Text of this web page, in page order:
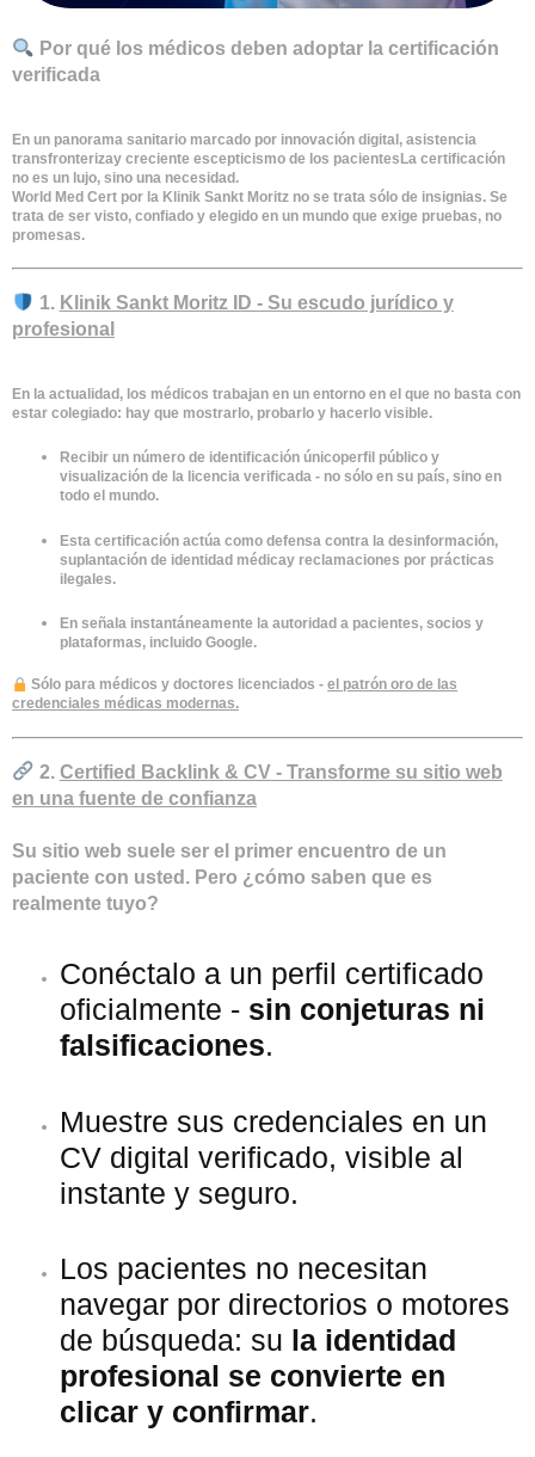
Por qué los médicos deben adoptar la certificación
verificada
En un panorama sanitario marcado por innovación digital, asistencia
transfronterizay creciente escepticismo de los pacientesLa certificación
no es un lujo, sino una necesidad.
World Med Cert por la Klinik Sankt Moritz no se trata sólo de insignias. Se
trata de ser visto, confiado y elegido en un mundo que exige pruebas, no
promesas.
1. Klinik Sankt Moritz ID - Su escudo jurídico y
profesional
En la actualidad, los médicos trabajan en un entorno en el que no basta con
estar colegiado: hay que mostrarlo, probarlo y hacerlo visible.
Recibir un número de identificación únicoperfil público y
visualización de la licencia verificada - no sólo en su país, sino en
todo el mundo.
Esta certificación actúa como defensa contra la desinformación,
suplantación de identidad médicay reclamaciones por prácticas
ilegales.
En señala instantáneamente la autoridad a pacientes, socios y
plataformas, incluido Google.
Sólo para médicos y doctores licenciados -el patrón oro de las
credenciales médicas modernas.
2. Certified Backlink & CV - Transforme su sitio web
en una fuente de confianza
Su sitio web suele ser el primer encuentro de un
paciente con usted. Pero ¿cómo saben que es
realmente tuyo?
Conéctalo a un perfil certificado
oficialmente - sin conjeturas ni
falsificaciones.
Muestre sus credenciales en un
CV digital verificado, visible al
instante y seguro.
Los pacientes no necesitan
navegar por directorios o motores
de búsqueda: su la identidad
profesional se convierte en
clicar y confirmar.